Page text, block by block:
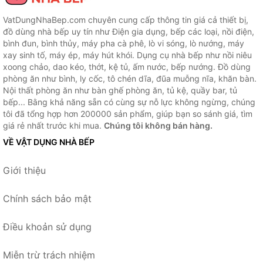
VatDungNhaBep.com chuyên cung cấp thông tin giá cả thiết bị,
đồ dùng nhà bếp uy tín như Điện gia dụng, bếp các loại, nồi điện,
bình đun, bình thủy, máy pha cà phê, lò vi sóng, lò nướng, máy
xay sinh tố, máy ép, máy hút khói. Dụng cụ nhà bếp như nồi niêu
xoong chảo, dao kéo, thớt, kệ tủ, ấm nước, bếp nướng. Đồ dùng
phòng ăn như bình, ly cốc, tô chén dĩa, đũa muỗng nĩa, khăn bàn.
Nội thất phòng ăn như bàn ghế phòng ăn, tủ kệ, quầy bar, tủ
bếp... Bằng khả năng sẵn có cùng sự nỗ lực không ngừng, chúng
tôi đã tổng hợp hơn 200000 sản phẩm, giúp bạn so sánh giá, tìm
giá rẻ nhất trước khi mua. Chúng tôi không bán hàng.
VỀ VẬT DỤNG NHÀ BẾP
Giới thiệu
Chính sách bảo mật
Điều khoản sử dụng
Miễn trừ trách nhiệm